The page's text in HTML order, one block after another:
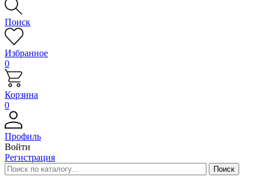
Поиск
Избранное
0
Корзина
0
Профиль
Войти
Регистрация